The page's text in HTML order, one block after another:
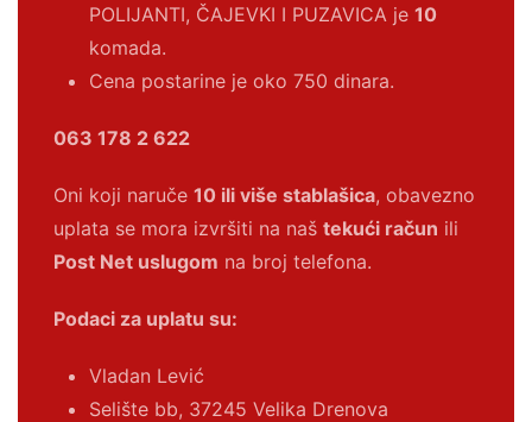
POLIJANTI, ČAJEVKI I PUZAVICA je 10
komada.
Cena postarine je oko 750 dinara.
063 178 2 622
Oni koji naruče 10 ili više stablašica, obavezno
uplata se mora izvršiti na naš tekući račun ili
Post Net uslugom na broj telefona.
Podaci za uplatu su:
Vladan Lević
Selište bb, 37245 Velika Drenova